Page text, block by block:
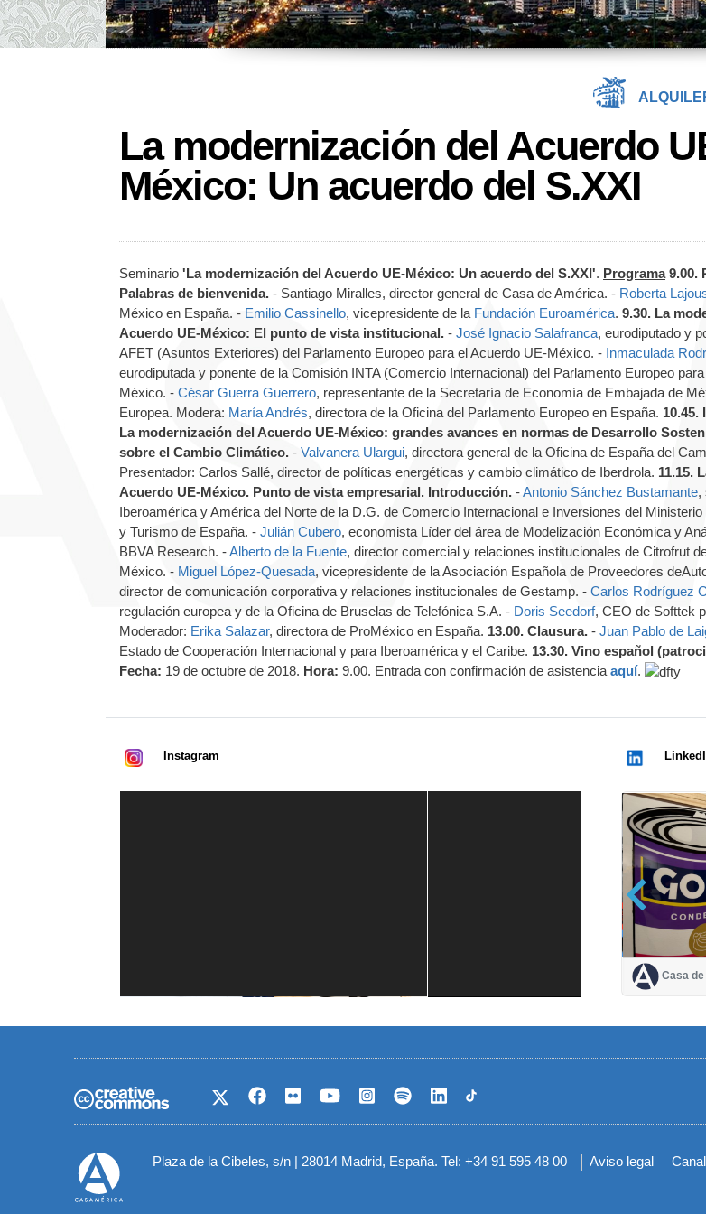
La modernización del Acuerdo
México: Un acuerdo del S.XXI
Seminario 'La modernización del Acuerdo UE-México: Un acuerdo del S.XXI'. Programa 9.00.
Palabras de bienvenida. - Santiago Miralles, director general de Casa de América. - Roberta
México en España. - Emilio Cassinello, vicepresidente de la Fundación Euroamérica. 9.30. La
Acuerdo UE-México: El punto de vista institucional. - José Ignacio Salafranca, eurodiputado y
AFET (Asuntos Exteriores) del Parlamento Europeo para el Acuerdo UE-México. - Inmaculada
eurodiputada y ponente de la Comisión INTA (Comercio Internacional) del Parlamento Europeo
México. - César Guerra Guerrero, representante de la Secretaría de Economía de Embajada de
Europea. Modera: María Andrés, directora de la Oficina del Parlamento Europeo en España. 10.45.
La modernización del Acuerdo UE-México: grandes avances en normas de Desarrollo
sobre el Cambio Climático. - Valvanera Ulargui, directora general de la Oficina de España del
Presentador: Carlos Sallé, director de políticas energéticas y cambio climático de Iberdrola. 11.15.
Acuerdo UE-México. Punto de vista empresarial. Introducción. -Antonio Sánchez Bustamante,
Iberoamérica y América del Norte de la D.G. de Comercio Internacional e Inversiones del
y Turismo de España. - Julián Cubero, economista Líder del área de Modelización Económica y
BBVA Research. -Alberto de la Fuente, director comercial y relaciones institucionales de Citrofrut
México. - Miguel López-Quesada, vicepresidente de la Asociación Española de Proveedores
director de comunicación corporativa y relaciones institucionales de Gestamp. - Carlos Rodríguez
regulación europea y de la Oficina de Bruselas de Telefónica S.A. - Doris Seedorf, CEO de Softtek
Moderador: Erika Salazar, directora de ProMéxico en España. 13.00. Clausura. - Juan Pablo de
Estado de Cooperación Internacional y para Iberoamérica y el Caribe. 13.30. Vino español
Fecha: 19 de octubre de 2018. Hora: 9.00. Entrada con confirmación de asistencia aquí.
Instagram
Casa
Plaza de la Cibeles, s/n | 28014 Madrid, España. Tel: +34 91 595 48 00
Menú
Aviso legal